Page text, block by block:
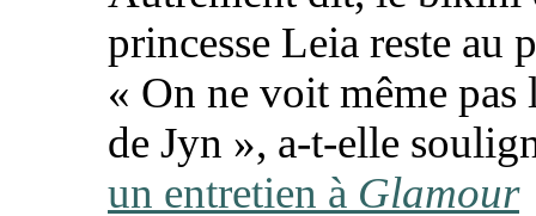
princesse Leia reste au
« On ne voit même pas
de Jyn », a-t-elle
un entretien à Glamour